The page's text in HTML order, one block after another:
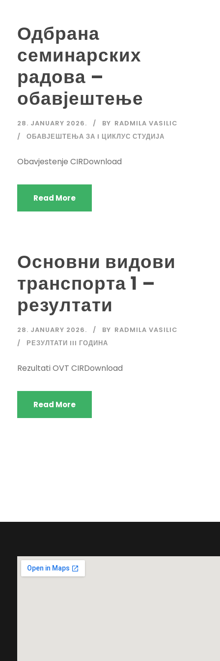
Одбрана
семинарских
радова –
обавјештење
28. JANUARY 2026. BY RADMILA VASILIC
ОБАВЈЕШТЕЊА ЗА I ЦИКЛУС СТУДИЈА
Obavjestenje CIRDownload
Read More
Основни видови
транспорта 1 –
резултати
28. JANUARY 2026. BY RADMILA VASILIC
РЕЗУЛТАТИ III ГОДИНА
Rezultati OVT CIRDownload
Read More